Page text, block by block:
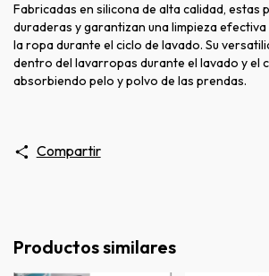
Fabricadas en silicona de alta calidad, estas
duraderas y garantizan una limpieza
la ropa durante el ciclo de lavado. Su
dentro del lavarropas durante el lavado y el
absorbiendo pelo y polvo de las prendas.
Compartir
Productos similares